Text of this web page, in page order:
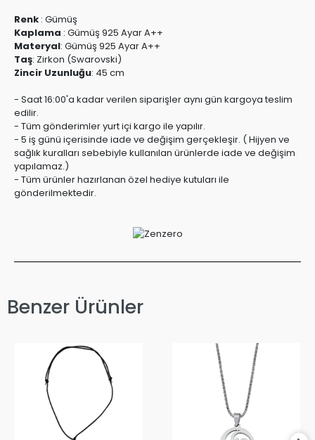
Renk : Gümüş
Kaplama : Gümüş 925 Ayar A++
Materyal: Gümüş 925 Ayar A++
Taş: Zirkon (Swarovski)
Zincir Uzunluğu: 45 cm
- Saat 16:00'a kadar verilen siparişler aynı gün kargoya teslim
edilir.
- Tüm gönderimler yurt içi kargo ile yapılır.
- 5 iş günü içerisinde iade ve değişim gerçekleşir. ( Hijyen ve
sağlık kuralları sebebiyle kullanılan ürünlerde iade ve değişim
yapılamaz.)
- Tüm ürünler hazırlanan özel hediye kutuları ile
gönderilmektedir.
Benzer Ürünler